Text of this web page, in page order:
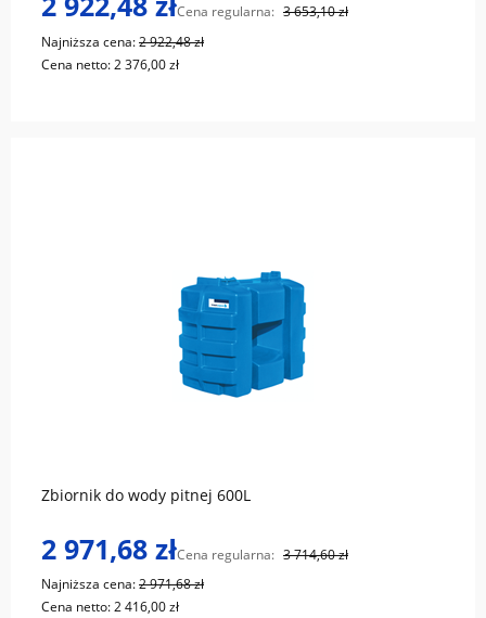
Cena regularna: 3 653,10 zł
Najniższa cena:2 922,48 zł
Cena netto:2 376,00 zł
Zbiornik do wody pitnej 600L
2 971,68 złCena regularna: 3 714,60 zł
Najniższa cena:2 971,68 zł
Cena netto:2 416,00 zł